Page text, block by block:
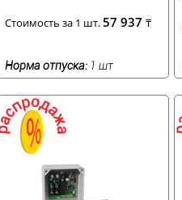
Стоимость за 1 шт.57 937 ₸
Норма отпуска:1 шт